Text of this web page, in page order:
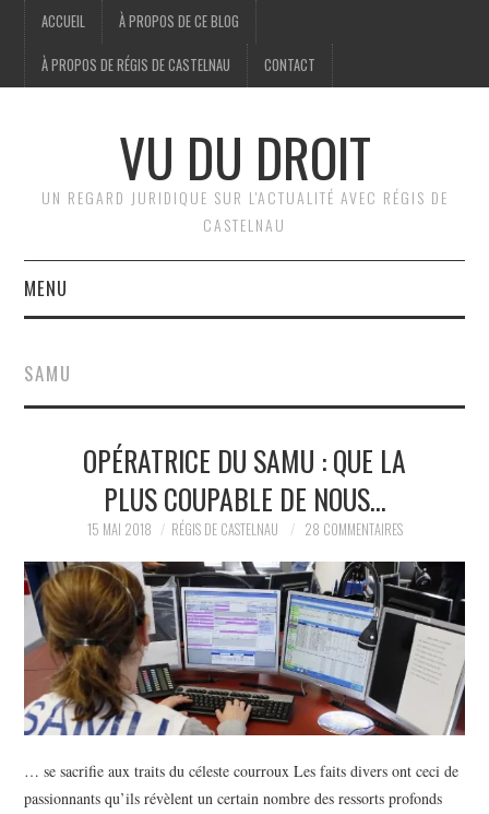
ACCUEIL À PROPOS DE CE BLOG
À PROPOS DE RÉGIS DE CASTELNAU CONTACT
VU DU DROIT
UN REGARD JURIDIQUE SUR L'ACTUALITÉ AVEC RÉGIS DE
CASTELNAU
MENU
BRÈVES
JURIDIQUE
POLITIQUE
HISTOIRE
CULTURE
SPORT
SAMU
OPÉRATRICE DU SAMU : QUE LA
PLUS COUPABLE DE NOUS…
15 MAI 2018 RÉGIS DE CASTELNAU 28 COMMENTAIRES
… se sacrifie aux traits du céleste courroux Les faits divers ont ceci de
passionnants qu’ils révèlent un certain nombre des ressorts profonds